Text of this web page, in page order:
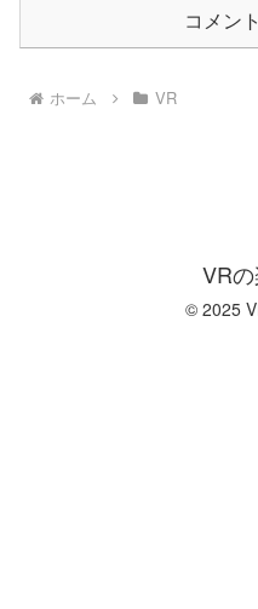
コメン
ホーム VR
VR
© 2025